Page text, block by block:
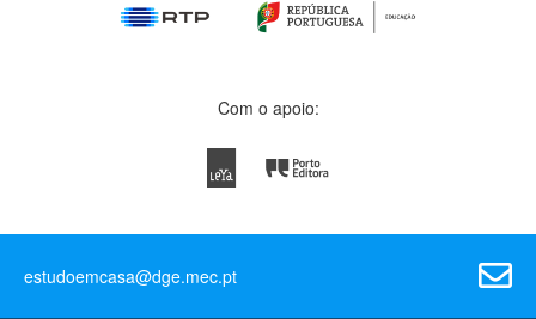
Com o apoio:
estudoemcasa@dge.mec.pt